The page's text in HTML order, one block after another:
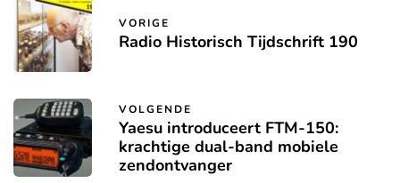
VORIGE
Radio Historisch Tijdschrift 190
VOLGENDE
Yaesu introduceert FTM-150:
krachtige dual-band mobiele
zendontvanger